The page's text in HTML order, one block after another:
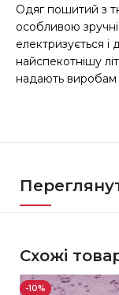
Одяг пошитий з
особливою
електризується і
найспекотнішу
надають виробам
Схожі
-10%